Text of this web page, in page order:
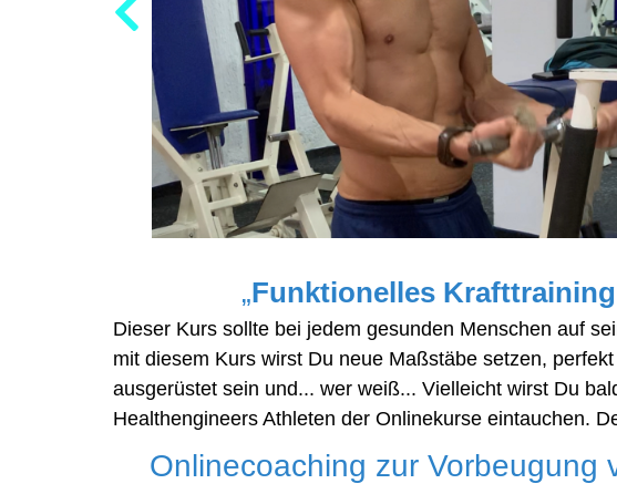
„Funktionelles
Dieser Kurs sollte bei jedem gesunden Menschen auf
mit diesem Kurs wirst Du neue Maßstäbe setzen,
ausgerüstet sein und... wer weiß... Vielleicht wirst Du
Healthengineers Athleten der Onlinekurse eintauchen.
Onlinecoaching zur Vorbeugung